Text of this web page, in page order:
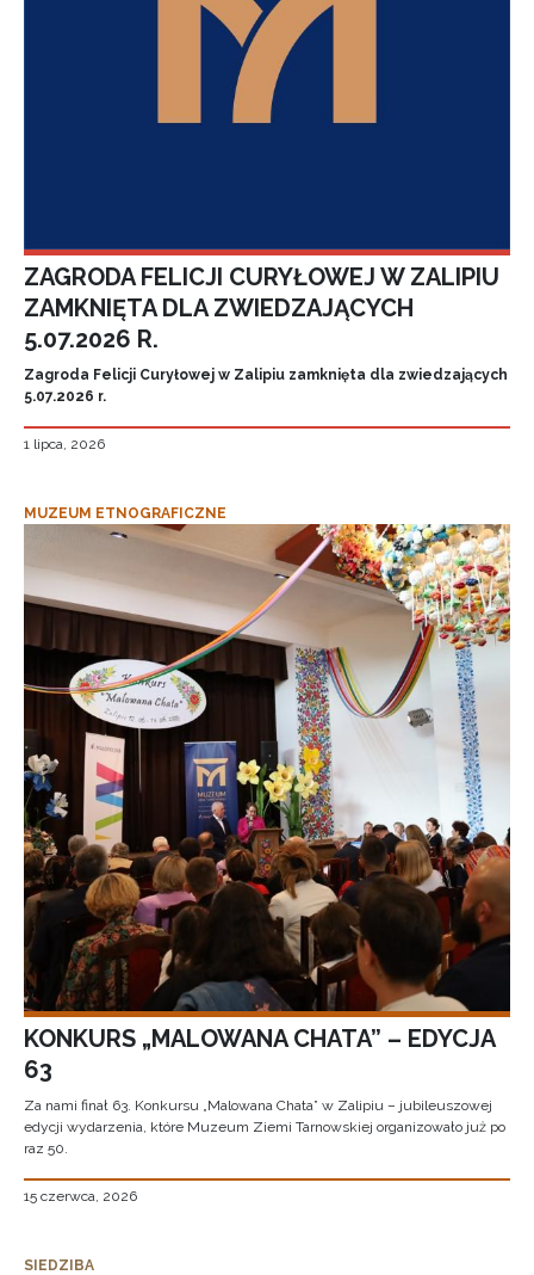
ZAGRODA FELICJI CURYŁOWEJ W ZALIPIU
ZAMKNIĘTA DLA ZWIEDZAJĄCYCH
5.07.2026 R.
Zagroda Felicji Curyłowej w Zalipiu zamknięta dla zwiedzających
5.07.2026 r.
1 lipca, 2026
MUZEUM ETNOGRAFICZNE
KONKURS „MALOWANA CHATA” – EDYCJA
63
Za nami finał 63. Konkursu „Malowana Chata” w Zalipiu – jubileuszowej
edycji wydarzenia, które Muzeum Ziemi Tarnowskiej organizowało już po
raz 50.
15 czerwca, 2026
SIEDZIBA